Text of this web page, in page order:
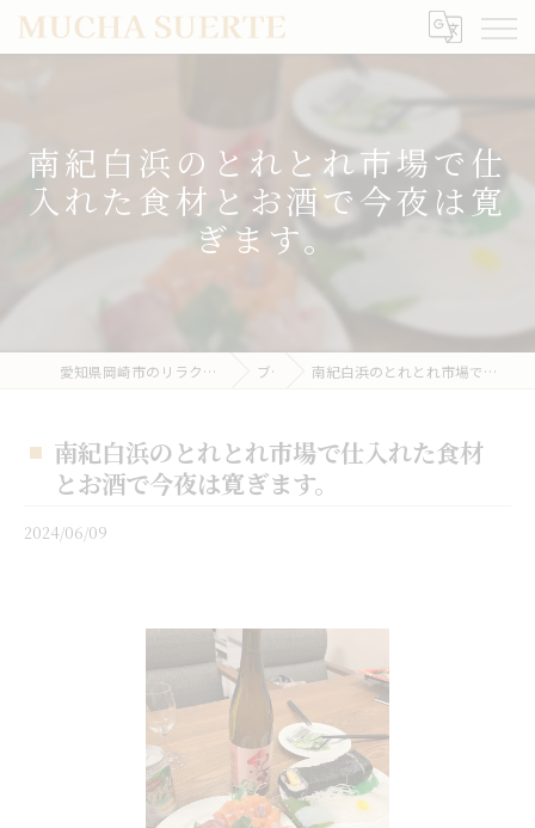
南紀白浜のとれとれ市場で仕
入れた食材とお酒で今夜は寛
ぎます。
愛知県岡崎市のリラクゼーションならMUCHA SUERTE ブログ 南紀白浜のとれとれ市場で仕入れた食材とお酒で今夜は寛ぎます。
南紀白浜のとれとれ市場で仕入れた食材
とお酒で今夜は寛ぎます。
2024/06/09